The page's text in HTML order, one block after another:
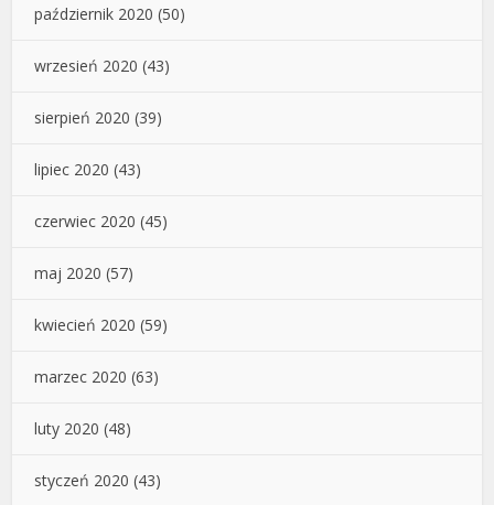
październik 2020 (50)
wrzesień 2020 (43)
sierpień 2020 (39)
lipiec 2020 (43)
czerwiec 2020 (45)
maj 2020 (57)
kwiecień 2020 (59)
marzec 2020 (63)
luty 2020 (48)
styczeń 2020 (43)